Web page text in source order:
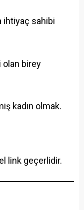
ihtiyaç sahibi
birey
kadın olmak.
link geçerlidir.